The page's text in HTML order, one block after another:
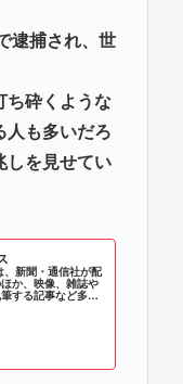
逮捕され、世
ち砕くような
人も多いだろ
しを見せてい
新聞・通信社が配
か、映像、雑誌や
する記事など多種